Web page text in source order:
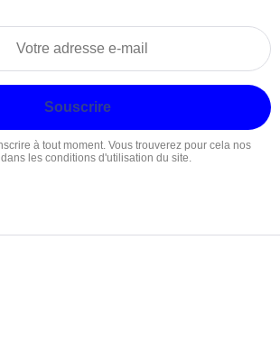
Souscrire
à tout moment. Vous trouverez pour cela nos
les conditions d'utilisation du site.